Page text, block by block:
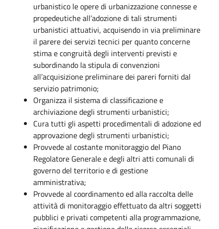
urbanistico le opere di urbanizzazione connesse e
propedeutiche all’adozione di tali strumenti
urbanistici attuativi, acquisendo in via preliminare
il parere dei servizi tecnici per quanto concerne
stima e congruità degli interventi previsti e
subordinando la stipula di convenzioni
all’acquisizione preliminare dei pareri forniti dal
servizio patrimonio;
Organizza il sistema di classificazione e
archiviazione degli strumenti urbanistici;
Cura tutti gli aspetti procedimentali di adozione ed
approvazione degli strumenti urbanistici;
Provvede al costante monitoraggio del Piano
Regolatore Generale e degli altri atti comunali di
governo del territorio e di gestione
amministrativa;
Provvede al coordinamento ed alla raccolta delle
attività di monitoraggio effettuato da altri soggetti
pubblici e privati competenti alla programmazione,